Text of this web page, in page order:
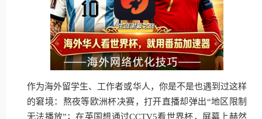
作为海外留学生、工作者或华人，你是不是也遇到过这样
的窘境：熬夜等欧洲杯决赛，打开直播却弹出“地区限制
无法播放”；在英国想通过CCTV5看世界杯，屏幕上赫然